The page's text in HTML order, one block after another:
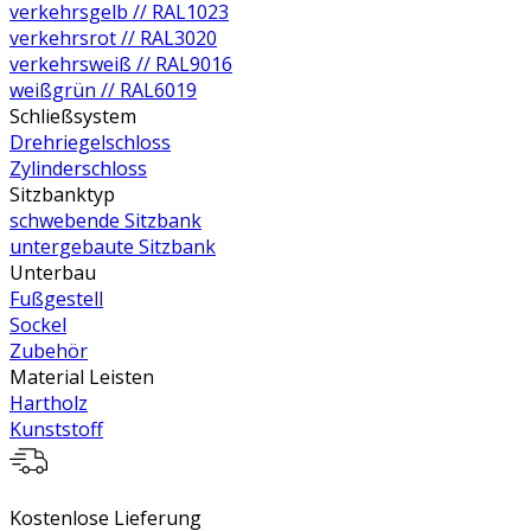
verkehrsgelb // RAL1023
verkehrsrot // RAL3020
verkehrsweiß // RAL9016
weißgrün // RAL6019
Schließsystem
Drehriegelschloss
Zylinderschloss
Sitzbanktyp
schwebende Sitzbank
untergebaute Sitzbank
Unterbau
Fußgestell
Sockel
Zubehör
Material Leisten
Hartholz
Kunststoff
Kostenlose Lieferung